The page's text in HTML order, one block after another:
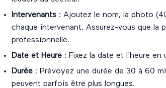
Intervenants : Ajoutez le nom, la photo
chaque intervenant. Assurez-vous que
professionnelle.
Date et Heure : Fixez la date et l'heure en
Durée : Prévoyez une durée de 30 à 60
peuvent parfois être plus longues.